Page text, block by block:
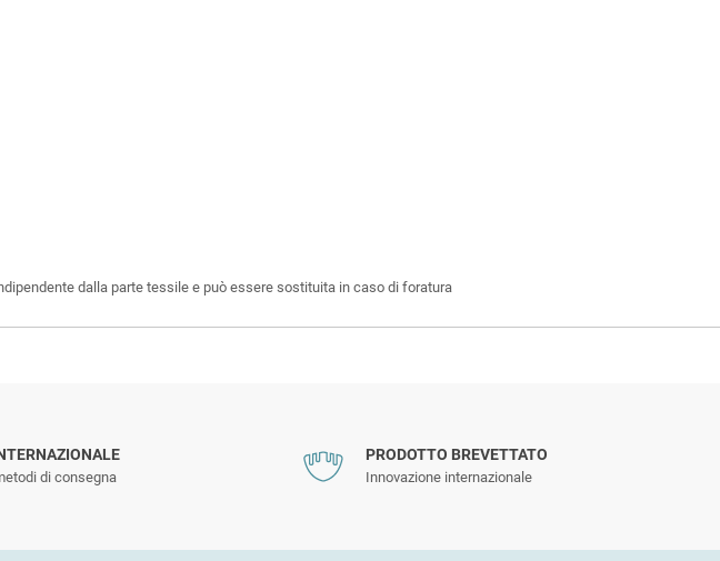
dalla parte tessile e può essere sostituita in caso di foratura
di consegna
PRODOTTO BREVETTATO
Innovazione internazionale